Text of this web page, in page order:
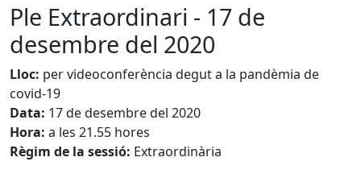
Ple Extraordinari - 17 de
desembre del 2020
Lloc: per videoconferència degut a la pandèmia de
covid-19
Data: 17 de desembre del 2020
Hora: a les 21.55 hores
Règim de la sessió: Extraordinària